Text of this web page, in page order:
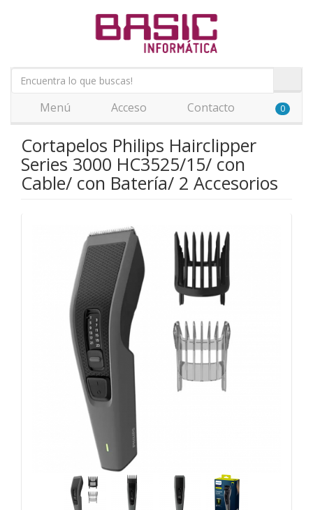
Menú Acceso Contacto 0
Cortapelos Philips Hairclipper
Series 3000 HC3525/15/ con
Cable/ con Batería/ 2 Accesorios